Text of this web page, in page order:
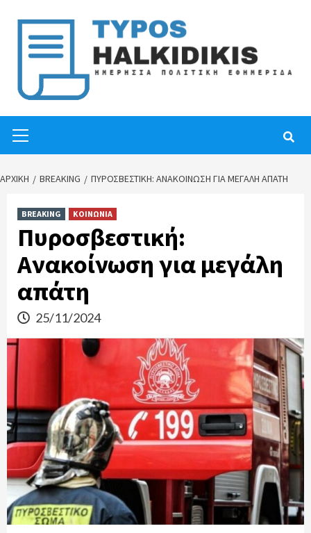
content
Menu
ΑΡΧΙΚΉ BREAKING ΠΥΡΟΣΒΕΣΤΙΚΉ: ΑΝΑΚΟΊΝΩΣΗ ΓΙΑ ΜΕΓΆΛΗ ΑΠΆΤΗ
BREAKING ΚΟΙΝΩΝΙΑ
Πυροσβεστική:
Ανακοίνωση για μεγάλη
απάτη
25/11/2024